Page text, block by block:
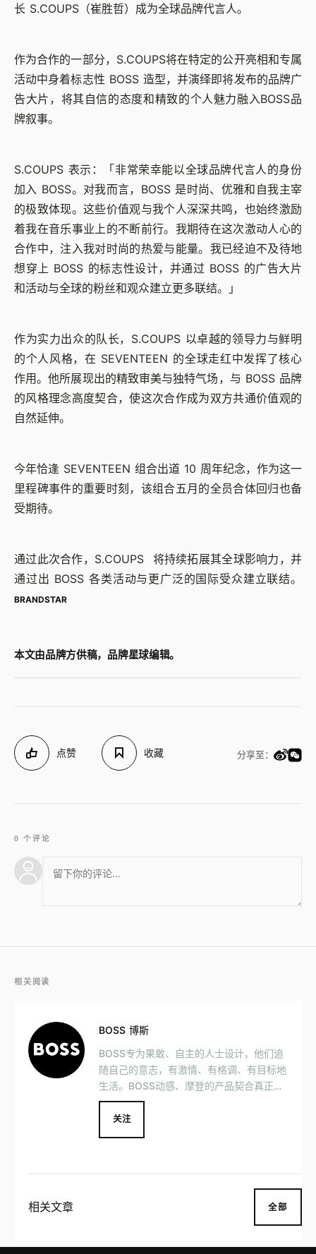
长 S.COUPS（崔胜哲）成为全球品牌代言人。
作为合作的一部分，S.COUPS将在特定的公开亮相和专属
活动中身着标志性 BOSS 造型，并演绎即将发布的品牌广
告大片，将其自信的态度和精致的个人魅力融入BOSS品
牌叙事。
S.COUPS 表示：「非常荣幸能以全球品牌代言人的身份
加入 BOSS。对我而言，BOSS 是时尚、优雅和自我主宰
的极致体现。这些价值观与我个人深深共鸣，也始终激励
着我在音乐事业上的不断前行。我期待在这次激动人心的
合作中，注入我对时尚的热爱与能量。我已经迫不及待地
想穿上 BOSS 的标志性设计，并通过 BOSS 的广告大片
和活动与全球的粉丝和观众建立更多联结。」
作为实力出众的队长，S.COUPS 以卓越的领导力与鲜明
的个人风格，在 SEVENTEEN 的全球走红中发挥了核心
作用。他所展现出的精致审美与独特气场，与 BOSS 品牌
的风格理念高度契合，使这次合作成为双方共通价值观的
自然延伸。
今年恰逢 SEVENTEEN 组合出道 10 周年纪念，作为这一
里程碑事件的重要时刻，该组合五月的全员合体回归也备
受期待。
通过此次合作，S.COUPS 将持续拓展其全球影响力，并
通过出 BOSS 各类活动与更广泛的国际受众建立联结。
BRANDSTAR
本文由品牌方供稿，品牌星球编辑。
点赞 收藏 分享至：
0 个评论
相关阅读
BOSS 博斯
BOSS专为果敢、自主的人士设计，他们追
随自己的意志，有激情、有格调、有目标地
生活。BOSS动感、摩登的产品契合真正拥
抱自我之人，完美诠释自我主宰的品牌箴
言。品牌提供经典正装、高性能西装、休闲
装、牛仔装、运动休闲装与配饰系列迎合消
关注
相关文章 全部